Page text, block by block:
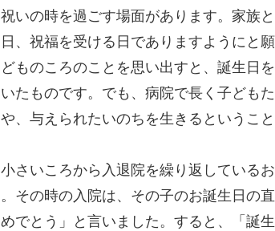
いの時を過ごす場面があります。家族
、祝福を受ける日でありますようにと
ものころのことを思い出すと、誕生日
たものです。でも、病院で長く子ども
、与えられたいのちを生きるというこ
さいころから入退院を繰り返している
その時の入院は、その子のお誕生日の
でとう」と言いました。すると、「誕